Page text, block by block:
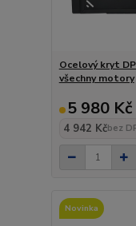
Ocelový kryt
všechny motory
5 980 Kč
4 942 Kčbez
Novinka